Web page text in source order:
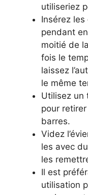
utiliseriez
Insérez
pendant
moitié de
fois le
laissez
le même
Utilisez un
pour
barres.
Videz
les avec
les
Il est
utilisation